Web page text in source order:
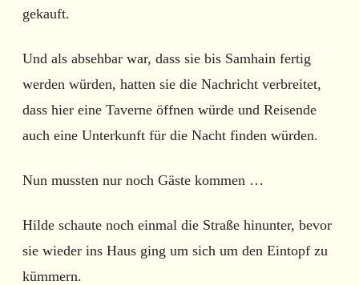
gekauft.
Und als absehbar war, dass sie bis Samhain fertig
werden würden, hatten sie die Nachricht verbreitet,
dass hier eine Taverne öffnen würde und Reisende
auch eine Unterkunft für die Nacht finden würden.
Nun mussten nur noch Gäste kommen …
Hilde schaute noch einmal die Straße hinunter, bevor
sie wieder ins Haus ging um sich um den Eintopf zu
kümmern.